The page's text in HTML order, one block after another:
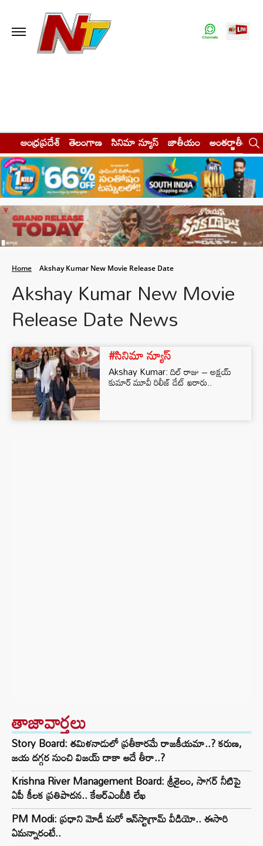
ఆంధ్రప్రదేశ్ తెలంగాణ సినిమా న్యూస్ జాతీయం అంతర్జాతీయం
Home Akshay Kumar New Movie Release Date
Akshay Kumar New Movie
Release Date News
#సినిమా న్యూస్
Akshay Kumar: దిల్ రాజు – అక్షయ్
కుమార్ మూవీ రిలీజ్ డేట్ ఖరారు..
తాజావార్తలు
Story Board: తమిళనాడులో ప్రతీకారమే రాజకీయమా..? కరుణ,
జయ దగ్గర నుంచి విజయ్ దాకా అదే తీరా..?
Krishna River Management Board: శ్రీశైలం, సాగర్ నీటిపై
ఏపీ కీలక ప్రతిపాదన.. కేఆర్ఎంబీకి లేఖ
PM Modi: ప్రధాని మోడీ మరో ఇన్‌స్టాగ్రామ్ వీడియో.. ఈసారి
ఏమన్నారంటే..